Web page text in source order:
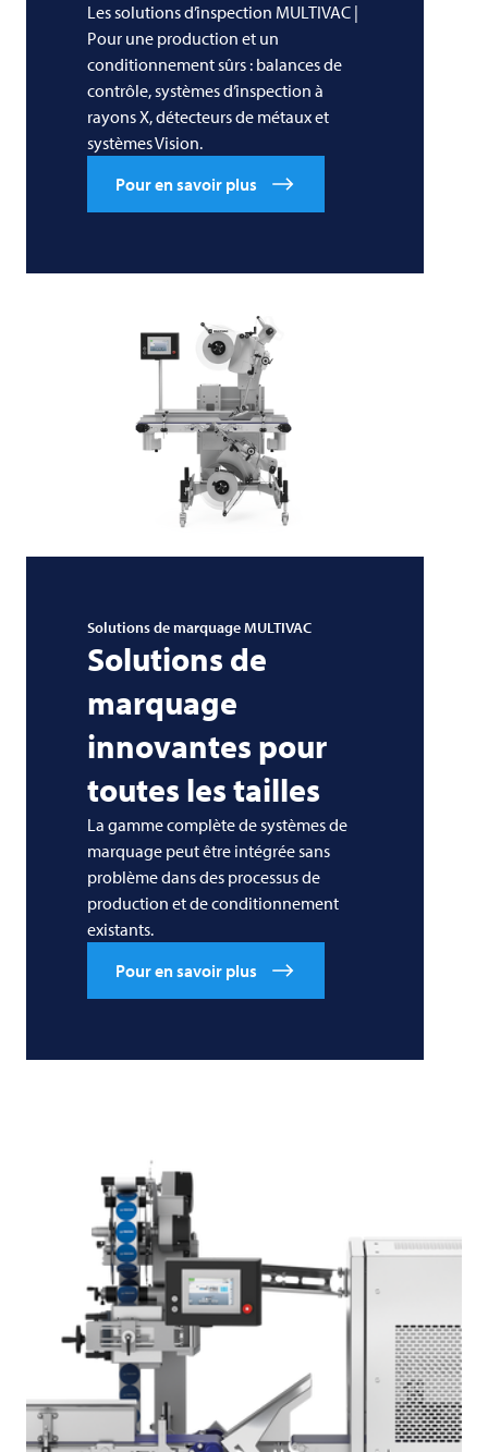
Les solutions d’inspection MULTIVAC |
Pour une production et un
conditionnement sûrs : balances de
contrôle, systèmes d’inspection à
rayons X, détecteurs de métaux et
systèmes Vision.
Pour en savoir plus
Solutions de marquageMULTIVAC
Solutions de
marquage
innovantes pour
toutes les tailles
La gamme complète de systèmes de
marquage peut être intégrée sans
problème dans des processus de
production et de conditionnement
existants.
Pour en savoir plus